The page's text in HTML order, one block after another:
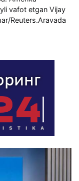
vafot etgan Vijay
Reuters.Aravada